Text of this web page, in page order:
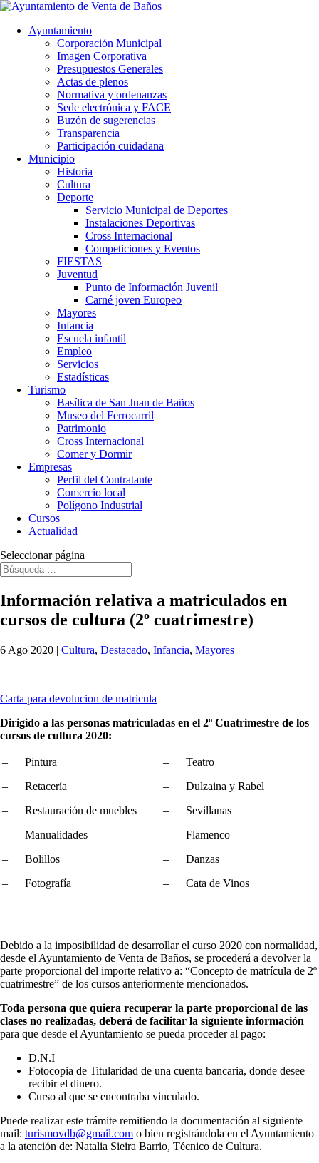
Ayuntamiento
Corporación Municipal
Imagen Corporativa
Presupuestos Generales
Actas de plenos
Normativa y ordenanzas
Sede electrónica y FACE
Buzón de sugerencias
Transparencia
Participación cuidadana
Municipio
Historia
Cultura
Deporte
Servicio Municipal de Deportes
Instalaciones Deportivas
Cross Internacional
Competiciones y Eventos
FIESTAS
Juventud
Punto de Información Juvenil
Carné joven Europeo
Mayores
Infancia
Escuela infantil
Empleo
Servicios
Estadísticas
Turismo
Basílica de San Juan de Baños
Museo del Ferrocarril
Patrimonio
Cross Internacional
Comer y Dormir
Empresas
Perfil del Contratante
Comercio local
Polígono Industrial
Cursos
Actualidad
Seleccionar página
Información relativa a matriculados en
cursos de cultura (2º cuatrimestre)
6 Ago 2020 | Cultura, Destacado, Infancia, Mayores
Carta para devolucion de matricula
Dirigido a las personas matriculadas en el 2º Cuatrimestre de los
cursos de cultura 2020:
– Pintura
– Retacería
– Restauración de muebles
– Manualidades
– Bolillos
– Fotografía
– Teatro
– Dulzaina y Rabel
– Sevillanas
– Flamenco
– Danzas
– Cata de Vinos
Debido a la imposibilidad de desarrollar el curso 2020 con normalidad,
desde el Ayuntamiento de Venta de Baños, se procederá a devolver la
parte proporcional del importe relativo a: “Concepto de matrícula de 2º
cuatrimestre” de los cursos anteriormente mencionados.
Toda persona que quiera recuperar la parte proporcional de las
clases no realizadas, deberá de facilitar la siguiente información
para que desde el Ayuntamiento se pueda proceder al pago:
D.N.I
Fotocopia de Titularidad de una cuenta bancaria, donde desee
recibir el dinero.
Curso al que se encontraba vinculado.
Puede realizar este trámite remitiendo la documentación al siguiente
mail: turismovdb@gmail.com o bien registrándola en el Ayuntamiento
a la atención de: Natalia Sieira Barrio, Técnico de Cultura.